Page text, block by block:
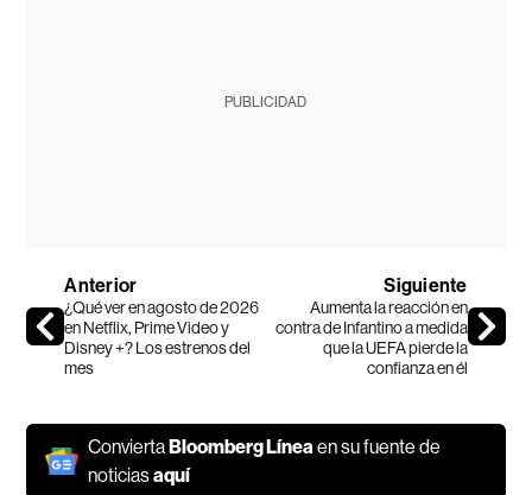
PUBLICIDAD
Anterior
¿Qué ver en agosto de 2026
en Netflix, Prime Video y
Disney +? Los estrenos del
mes
Siguiente
Aumenta la reacción en
contra de Infantino a medida
que la UEFA pierde la
confianza en él
ConviertaBloomberg Línea en su fuente de
noticiasaquí